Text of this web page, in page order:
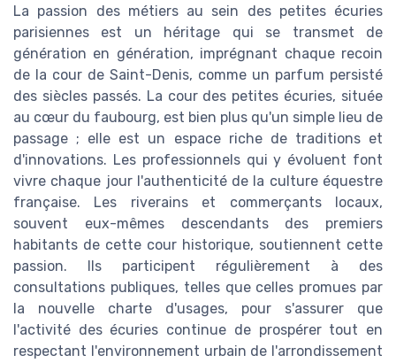
La passion des métiers au sein des petites écuries
parisiennes est un héritage qui se transmet de
génération en génération, imprégnant chaque recoin
de la cour de Saint-Denis, comme un parfum persisté
des siècles passés. La cour des petites écuries, située
au cœur du faubourg, est bien plus qu'un simple lieu de
passage ; elle est un espace riche de traditions et
d'innovations. Les professionnels qui y évoluent font
vivre chaque jour l'authenticité de la culture équestre
française. Les riverains et commerçants locaux,
souvent eux-mêmes descendants des premiers
habitants de cette cour historique, soutiennent cette
passion. Ils participent régulièrement à des
consultations publiques, telles que celles promues par
la nouvelle charte d'usages, pour s'assurer que
l'activité des écuries continue de prospérer tout en
respectant l'environnement urbain de l'arrondissement